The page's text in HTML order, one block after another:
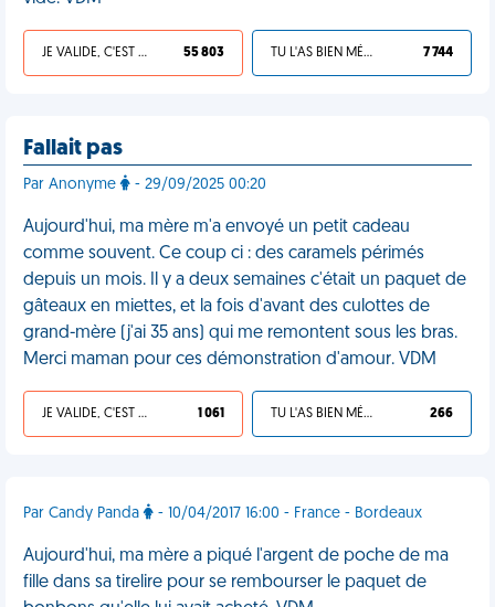
JE VALIDE, C'EST UNE VDM 55 803 TU L'AS BIEN MÉRITÉ 7 744
Fallait pas
Par Anonyme - 29/09/2025 00:20
Aujourd'hui, ma mère m'a envoyé un petit cadeau
comme souvent. Ce coup ci : des caramels périmés
depuis un mois. Il y a deux semaines c'était un paquet de
gâteaux en miettes, et la fois d'avant des culottes de
grand-mère (j'ai 35 ans) qui me remontent sous les bras.
Merci maman pour ces démonstration d'amour. VDM
JE VALIDE, C'EST UNE VDM 1 061 TU L'AS BIEN MÉRITÉ 266
Par Candy Panda - 10/04/2017 16:00 - France - Bordeaux
Aujourd'hui, ma mère a piqué l'argent de poche de ma
fille dans sa tirelire pour se rembourser le paquet de